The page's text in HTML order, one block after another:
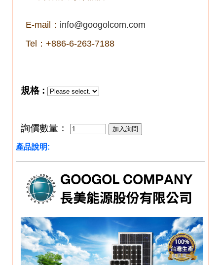
E-mail： info@googolcom.com
Tel：+886-6-263-7188
規格 :
詢價數量：
產品說明: